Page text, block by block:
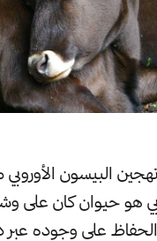
البيسون الأوروبي
هو حيوان كان على
الحفاظ على وجوده عبر